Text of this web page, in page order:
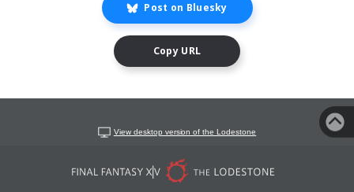
Post on Bluesky
Copy URL
View desktop version of the Lodestone